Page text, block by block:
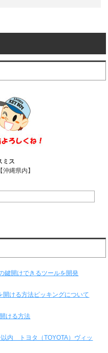
t
ミス
縄県内】
鍵開けできるツールを開発
ける方法ピッキングについて
ける方法
内 トヨタ（TOYOTA）ヴィッ